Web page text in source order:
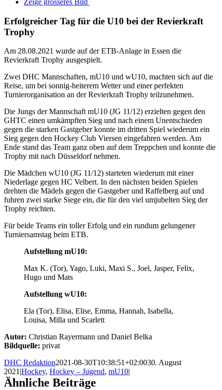
Zeige grösseres Bild
Erfolgreicher Tag für die U10 bei der Revierkraft
Trophy
Am 28.08.2021 wurde auf der ETB-Anlage in Essen die
Revierkraft Trophy ausgespielt.
Zwei DHC Mannschaften, mU10 und wU10, machten sich auf die
Reise, um bei sonnig-heiterem Wetter und einer perfekten
Turnierorganisation an der Revierkraft Trophy teilzunehmen.
Die Jungs der Mannschaft mU10 (JG 11/12) erzielten gegen den
GHTC einen umkämpften Sieg und nach einem Unentschieden
gegen die starken Gastgeber konnte im dritten Spiel wiederum ein
Sieg gegen den Hockey Club Viersen eingefahren werden. Am
Ende stand das Team ganz oben auf dem Treppchen und konnte die
Trophy mit nach Düsseldorf nehmen.
Die Mädchen wU10 (JG 11/12) starteten wiederum mit einer
Niederlage gegen HC Velbert. In den nächsten beiden Spielen
drehten die Mädels gegen die Gastgeber und Raffelberg auf und
fuhren zwei starke Siege ein, die für den viel umjubelten Sieg der
Trophy reichten.
Für beide Teams ein toller Erfolg und ein rundum gelungener
Turniersamstag beim ETB.
Aufstellung mU10:
Max K. (Tor), Yago, Luki, Maxi S., Joel, Jasper, Felix,
Hugo und Mats
Aufstellung wU10:
Ela (Tor), Elisa, Elise, Emma, Hannah, Isabella,
Louisa, Milla und Scarlett
Autor: Christian Rayermann und Daniel Belka
Bildquelle: privat
DHC Redaktion2021-08-30T10:38:51+02:0030. August
2021|Hockey, Hockey – Jugend, mU10|
Ähnliche Beiträge